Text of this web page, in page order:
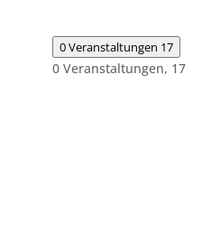
0 Veranstaltungen 17
0 Veranstaltungen, 17